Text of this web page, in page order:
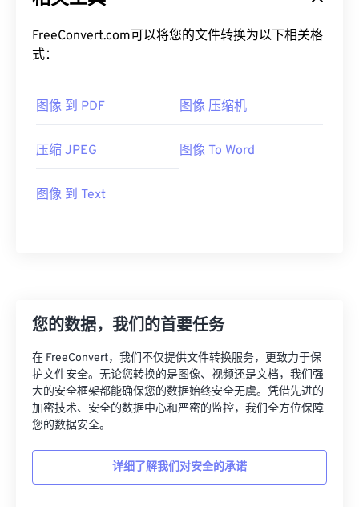
FreeConvert.com可以将您的文件转换为以下相关格
式：
图像 到 PDF 图像 压缩机
压缩 JPEG 图像 To Word
图像 到 Text
您的数据，我们的首要任务
在 FreeConvert，我们不仅提供文件转换服务，更致力于保
护文件安全。无论您转换的是图像、视频还是文档，我们强
大的安全框架都能确保您的数据始终安全无虞。凭借先进的
加密技术、安全的数据中心和严密的监控，我们全方位保障
您的数据安全。
详细了解我们对安全的承诺